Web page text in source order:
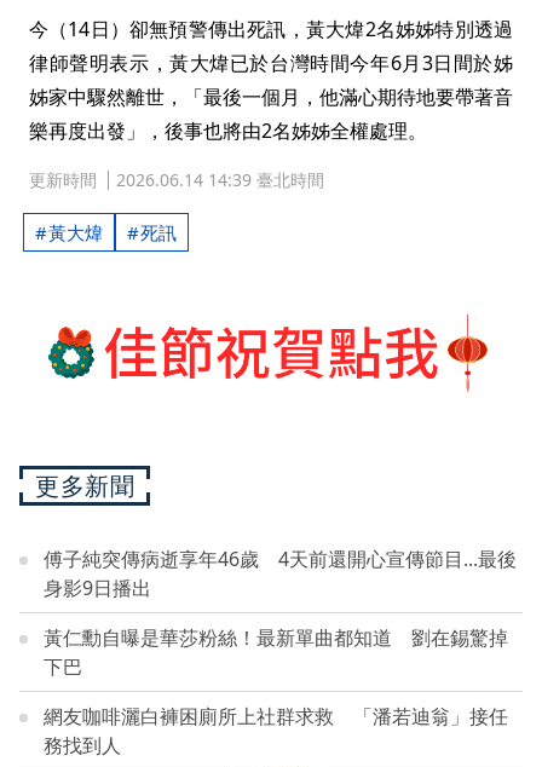
今（14日）卻無預警傳出死訊，黃大煒2名姊姊特別透過
律師聲明表示，黃大煒已於台灣時間今年6月3日間於姊
姊家中驟然離世，「最後一個月，他滿心期待地要帶著音
樂再度出發」，後事也將由2名姊姊全權處理。
更新時間 2026.06.14 14:39 臺北時間
黃大煒 死訊
更多新聞
傅子純突傳病逝享年46歲 4天前還開心宣傳節目...最後
身影9日播出
黃仁勳自曝是華莎粉絲！最新單曲都知道 劉在錫驚掉
下巴
網友咖啡灑白褲困廁所上社群求救 「潘若迪翁」接任
務找到人